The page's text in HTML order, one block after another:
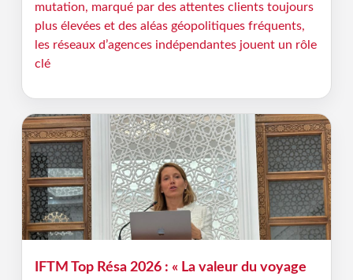
mutation, marqué par des attentes clients toujours
plus élevées et des aléas géopolitiques fréquents,
les réseaux d’agences indépendantes jouent un rôle
clé
IFTM Top Résa 2026 : « La valeur du voyage